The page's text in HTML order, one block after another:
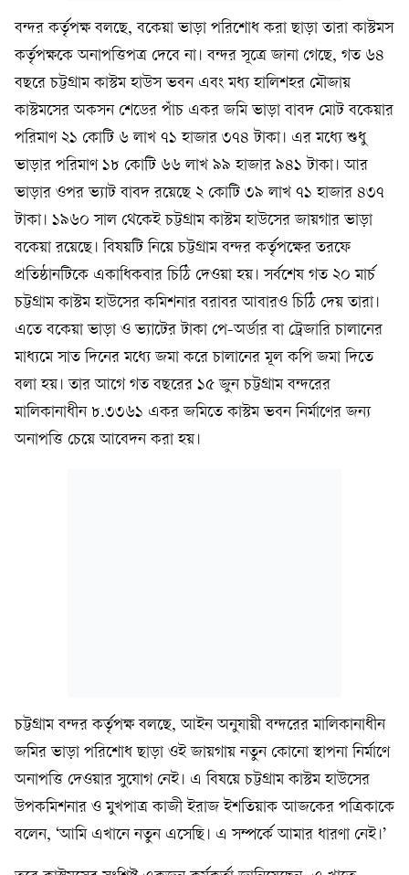
বন্দর কর্তৃপক্ষ বলছে, বকেয়া ভাড়া পরিশোধ করা ছাড়া তারা কাস্টমস
কর্তৃপক্ষকে অনাপত্তিপত্র দেবে না। বন্দর সূত্রে জানা গেছে, গত ৬৪
বছরে চট্টগ্রাম কাস্টম হাউস ভবন এবং মধ্য হালিশহর মৌজায়
কাস্টমসের অকসন শেডের পাঁচ একর জমি ভাড়া বাবদ মোট বকেয়ার
পরিমাণ ২১ কোটি ৬ লাখ ৭১ হাজার ৩৭৪ টাকা। এর মধ্যে শুধু
ভাড়ার পরিমাণ ১৮ কোটি ৬৬ লাখ ৯৯ হাজার ৯৪১ টাকা। আর
ভাড়ার ওপর ভ্যাট বাবদ রয়েছে ২ কোটি ৩৯ লাখ ৭১ হাজার ৪৩৭
টাকা। ১৯৬০ সাল থেকেই চট্টগ্রাম কাস্টম হাউসের জায়গার ভাড়া
বকেয়া রয়েছে। বিষয়টি নিয়ে চট্টগ্রাম বন্দর কর্তৃপক্ষের তরফে
প্রতিষ্ঠানটিকে একাধিকবার চিঠি দেওয়া হয়। সর্বশেষ গত ২০ মার্চ
চট্টগ্রাম কাস্টম হাউসের কমিশনার বরাবর আবারও চিঠি দেয় তারা।
এতে বকেয়া ভাড়া ও ভ্যাটের টাকা পে-অর্ডার বা ট্রেজারি চালানের
মাধ্যমে সাত দিনের মধ্যে জমা করে চালানের মূল কপি জমা দিতে
বলা হয়। তার আগে গত বছরের ১৫ জুন চট্টগ্রাম বন্দরের
মালিকানাধীন ৮.৩৩৬১ একর জমিতে কাস্টম ভবন নির্মাণের জন্য
অনাপত্তি চেয়ে আবেদন করা হয়।
চট্টগ্রাম বন্দর কর্তৃপক্ষ বলছে, আইন অনুযায়ী বন্দরের মালিকানাধীন
জমির ভাড়া পরিশোধ ছাড়া ওই জায়গায় নতুন কোনো স্থাপনা নির্মাণে
অনাপত্তি দেওয়ার সুযোগ নেই। এ বিষয়ে চট্টগ্রাম কাস্টম হাউসের
উপকমিশনার ও মুখপাত্র কাজী ইরাজ ইশতিয়াক আজকের পত্রিকাকে
বলেন, ‘আমি এখানে নতুন এসেছি। এ সম্পর্কে আমার ধারণা নেই।’